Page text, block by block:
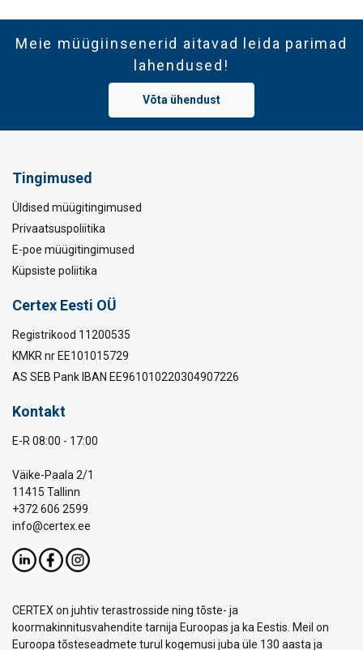
Meie müügiinsenerid aitavad leida parimad
lahendused!
Võta ühendust
Tingimused
Üldised müügitingimused
Privaatsuspoliitika
E-poe müügitingimused
Küpsiste poliitika
Certex Eesti OÜ
Registrikood 11200535
KMKR nr EE101015729
AS SEB Pank IBAN EE961010220304907226
Kontakt
E-R 08:00 - 17:00
Väike-Paala 2/1
11415 Tallinn
+372 606 2599
info@certex.ee
CERTEX on juhtiv terastrosside ning tõste- ja
koormakinnitusvahendite tarnija Euroopas ja ka Eestis. Meil on
Euroopa tõsteseadmete turul kogemusi juba üle 130 aasta ja